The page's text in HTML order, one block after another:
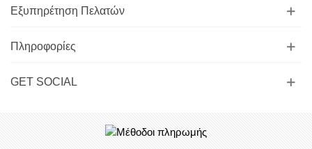
Εξυπηρέτηση Πελατών
Πληροφορίες
GET SOCIAL